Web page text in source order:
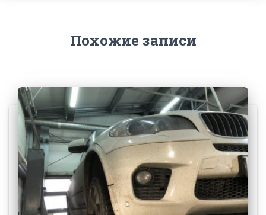
Похожие записи